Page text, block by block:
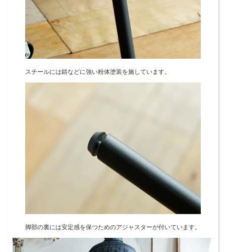
スチールには錆などに強い粉体塗装を施しています。
脚部の裏には安定感を保つためのアジャスターが付いています。